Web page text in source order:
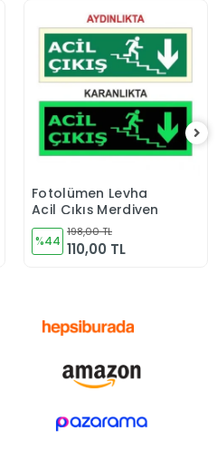
Sepete Ekle
Fotolümen Levha
Acil Çıkış Merdiven
%44
198,00 TL
110,00 TL